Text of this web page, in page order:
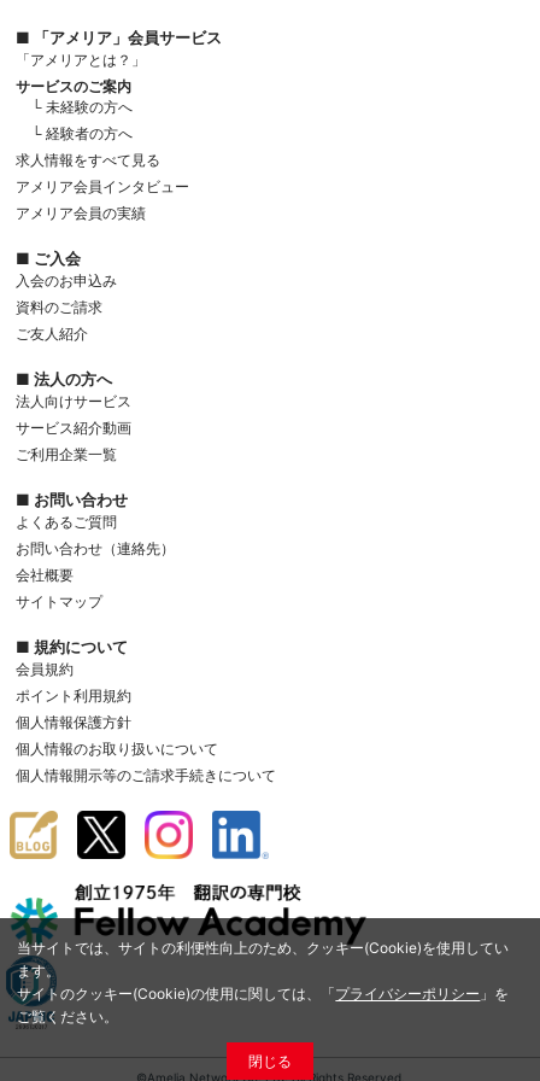
当サイトでは、サイトの利便性向上のため、クッキー(Cookie)を使用してい
ます。
サイトのクッキー(Cookie)の使用に関しては、「プライバシーポリシー 」を
ご覧ください。
閉じる
■ 「アメリア」会員サービス
「アメリアとは？」
サービスのご案内
└ 未経験の方へ
└ 経験者の方へ
求人情報をすべて見る
アメリア会員インタビュー
アメリア会員の実績
■ ご入会
入会のお申込み
資料のご請求
ご友人紹介
■ 法人の方へ
法人向けサービス
サービス紹介動画
ご利用企業一覧
■ お問い合わせ
よくあるご質問
お問い合わせ（連絡先）
会社概要
サイトマップ
■ 規約について
会員規約
ポイント利用規約
個人情報保護方針
個人情報のお取り扱いについて
個人情報開示等のご請求手続きについて
©Amelia Network Co.,Ltd. All Rights Reserved.